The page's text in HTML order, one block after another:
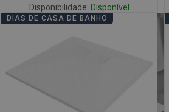
Disponibilidade: Disponível
DIAS DE CASA DE BANHO